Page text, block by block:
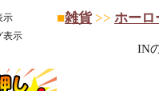
示
表示
■雑貨 >> ホーロ
IN